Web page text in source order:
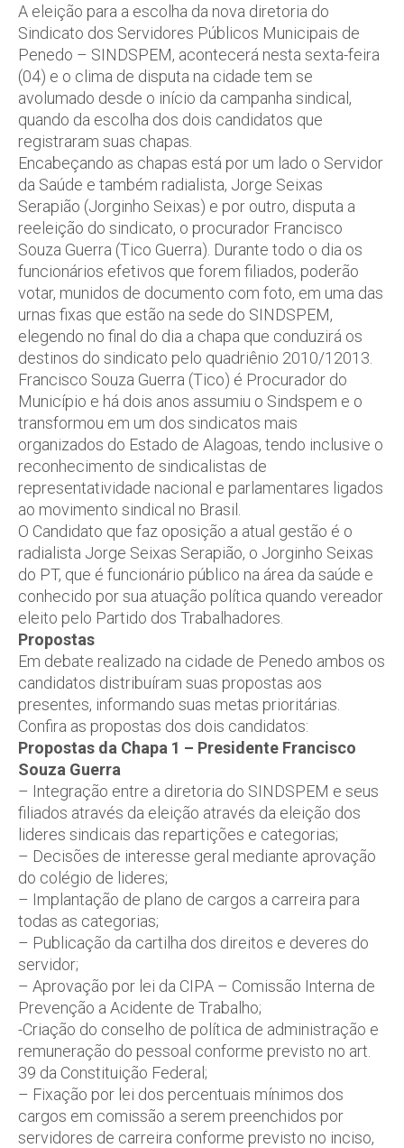
A eleição para a escolha da nova diretoria do
Sindicato dos Servidores Públicos Municipais de
Penedo – SINDSPEM, acontecerá nesta sexta-feira
(04) e o clima de disputa na cidade tem se
avolumado desde o início da campanha sindical,
quando da escolha dos dois candidatos que
registraram suas chapas.
Encabeçando as chapas está por um lado o Servidor
da Saúde e também radialista, Jorge Seixas
Serapião (Jorginho Seixas) e por outro, disputa a
reeleição do sindicato, o procurador Francisco
Souza Guerra (Tico Guerra). Durante todo o dia os
funcionários efetivos que forem filiados, poderão
votar, munidos de documento com foto, em uma das
urnas fixas que estão na sede do SINDSPEM,
elegendo no final do dia a chapa que conduzirá os
destinos do sindicato pelo quadriênio 2010/12013.
Francisco Souza Guerra (Tico) é Procurador do
Município e há dois anos assumiu o Sindspem e o
transformou em um dos sindicatos mais
organizados do Estado de Alagoas, tendo inclusive o
reconhecimento de sindicalistas de
representatividade nacional e parlamentares ligados
ao movimento sindical no Brasil.
O Candidato que faz oposição a atual gestão é o
radialista Jorge Seixas Serapião, o Jorginho Seixas
do PT, que é funcionário público na área da saúde e
conhecido por sua atuação política quando vereador
eleito pelo Partido dos Trabalhadores.
Propostas
Em debate realizado na cidade de Penedo ambos os
candidatos distribuíram suas propostas aos
presentes, informando suas metas prioritárias.
Confira as propostas dos dois candidatos:
Propostas da Chapa 1 – Presidente Francisco
Souza Guerra
– Integração entre a diretoria do SINDSPEM e seus
filiados através da eleição através da eleição dos
lideres sindicais das repartições e categorias;
– Decisões de interesse geral mediante aprovação
do colégio de lideres;
– Implantação de plano de cargos a carreira para
todas as categorias;
– Publicação da cartilha dos direitos e deveres do
servidor;
– Aprovação por lei da CIPA – Comissão Interna de
Prevenção a Acidente de Trabalho;
-Criação do conselho de política de administração e
remuneração do pessoal conforme previsto no art.
39 da Constituição Federal;
– Fixação por lei dos percentuais mínimos dos
cargos em comissão a serem preenchidos por
servidores de carreira conforme previsto no inciso,